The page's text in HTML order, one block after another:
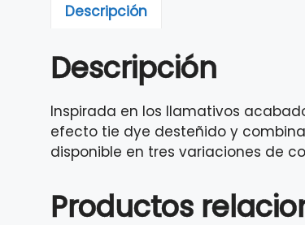
Descripción
Descripción
Inspirada en los llamativos
efecto tie dye desteñido y
disponible en tres variaciones de
Productos